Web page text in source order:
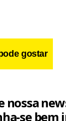
gostar
nossa
se bem